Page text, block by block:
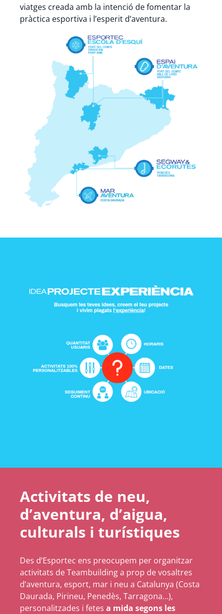
viatges creada amb la intenció de fomentar la
pràctica esportiva i l’esperit d’aventura.
Activitats de neu,
d’aventura, d’aigua,
culturals i turístiques
Des d’Esportec ens preocupem per organitzar
activitats de Teambuilding a prop de vosaltres
d’aventura, esport, mar i neu a Catalunya (Costa
Daurada, Pirineu, Penedès, Tarragona…),
personalitzades i fetes a mida segons les